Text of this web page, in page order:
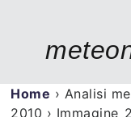
Home › Analisi
2010 › Immagine_2